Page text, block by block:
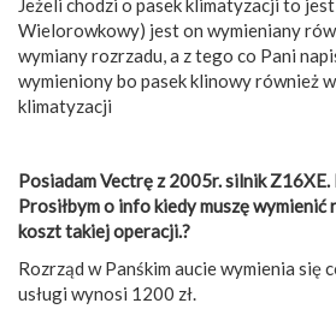
Jeżeli chodzi o pasek klimatyzacji to
Wielorowkowy) jest on wymieniany
wymiany rozrzadu, a z tego co Pani
wymieniony bo pasek klinowy również
klimatyzacji
Posiadam Vectrę z 2005r. silnik
Prosiłbym o info kiedy muszę wymienić
koszt takiej operacji.?
Rozrząd w Panśkim aucie wymienia się
usługi wynosi 1200 zł.